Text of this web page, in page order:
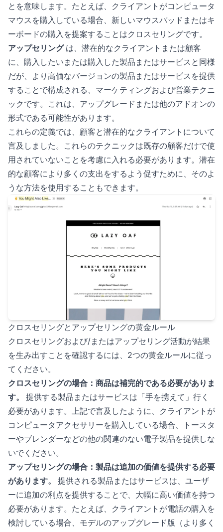
とを意味します。たとえば、クライアントがコンピュータ
マウスを購入している場合、新しいマウスパッドまたはキ
ーボードの購入を提案することはクロスセリングです。
アップセリングは、潜在的なクライアントまたは顧客
に、購入したいまたは購入した製品またはサービスと同様
だが、より高価なバージョンの製品またはサービスを提供
することで構成される、マーケティングおよび営業テクニ
ックです。これは、アップグレードまたは他のアドオンの
形式である可能性があります。
これらの定義では、顧客と潜在的なクライアントについて
言及しました。これらのテクニックは既存の顧客だけで使
用されていないことを考慮に入れる必要があります。潜在
的な顧客により多くの支出をするよう促すために、そのよ
うな方法を使用することもできます。
クロスセリングとアップセリングの黄金ルール
クロスセリングおよび/またはアップセリング活動が結果
を生み出すことを確認するには、2つの黄金ルールに従っ
てください。
クロスセリングの場合：商品は補完的である必要がありま
す。
提供する製品またはサービスは「手を携えて」行く
必要があります。上記で言及したように、クライアントが
コンピュータアクセサリーを購入している場合、トースタ
ーやブレンダーなどの他の関連のない電子製品を提供しな
いでください。
アップセリングの場合：製品は追加の価値を提供する必要
があります。
提供される製品またはサービスは、ユーザ
ーに追加の利点を提供することで、大幅に高い価値を持つ
必要があります。たとえば、クライアントが電話の購入を
検討している場合、モデルのアップグレード版（より多く